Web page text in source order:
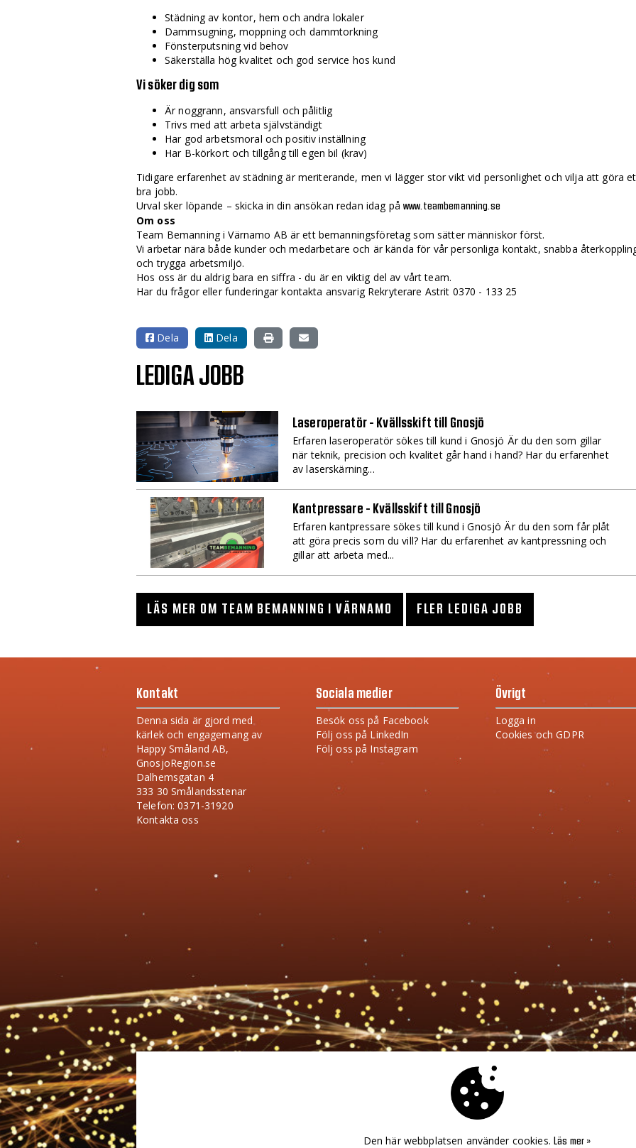
Städning av kontor, hem och andra lokaler
Dammsugning, moppning och dammtorkning
Fönsterputsning vid behov
Säkerställa hög kvalitet och god service hos kund
Vi söker dig som
Är noggrann, ansvarsfull och pålitlig
Trivs med att arbeta självständigt
Har god arbetsmoral och positiv inställning
Har B-körkort och tillgång till egen bil (krav)
Tidigare erfarenhet av städning är meriterande, men vi lägger stor vikt vid personlighet och vilja att göra
bra jobb.
Urval sker löpande – skicka in din ansökan redan idag på www.teambemanning.se
Om oss
Team Bemanning i Värnamo AB är ett bemanningsföretag som sätter människor först.
Vi arbetar nära både kunder och medarbetare och är kända för vår personliga kontakt, snabba
och trygga arbetsmiljö.
Hos oss är du aldrig bara en siffra - du är en viktig del av vårt team.
Har du frågor eller funderingar kontakta ansvarig Rekryterare Astrit 0370 - 133 25
Dela Dela
LEDIGA JOBB
Laseroperatör - Kvällsskift till Gnosjö
Erfaren laseroperatör sökes till kund i Gnosjö Är du den som gillar
när teknik, precision och kvalitet går hand i hand? Har du erfarenhet
av laserskärning...
Kantpressare - Kvällsskift till Gnosjö
Erfaren kantpressare sökes till kund i Gnosjö Är du den som får plåt
att göra precis som du vill? Har du erfarenhet av kantpressning och
gillar att arbeta med...
LÄS MER OM TEAM BEMANNING I VÄRNAMO FLER LEDIGA JOBB
Kontakt
Denna sida är gjord med
kärlek och engagemang av
Happy Småland AB,
GnosjoRegion.se
Dalhemsgatan 4
333 30 Smålandsstenar
Telefon: 0371-31920
Kontakta oss
Sociala medier
Besök oss på Facebook
Följ oss på LinkedIn
Följ oss på Instagram
Övrigt
Logga in
Cookies och GDPR
Den här webbplatsen använder cookies.Läs mer »